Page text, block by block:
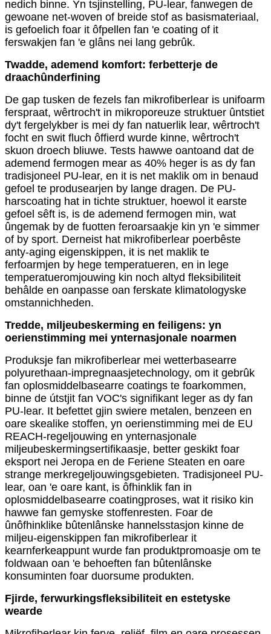
nedich binne. Yn tsjinstelling, PU-lear, fanwegen de
gewoane net-woven of breide stof as basismateriaal,
is gefoelich foar it ôfpellen fan 'e coating of it
ferswakjen fan 'e glâns nei lang gebrûk.
Twadde, ademend komfort: ferbetterje de
draachûnderfining
De gap tusken de fezels fan mikrofiberlear is unifoarm
ferspraat, wêrtroch't in mikroporeuze struktuer ûntstiet
dy't fergelykber is mei dy fan natuerlik lear, wêrtroch't
focht en swit fluch ôffierd wurde kinne, wêrtroch't
skuon droech bliuwe. Tests hawwe oantoand dat de
ademend fermogen mear as 40% heger is as dy fan
tradisjoneel PU-lear, en it is net maklik om in benaud
gefoel te produsearjen by lange dragen. De PU-
harscoating hat in tichte struktuer, hoewol it earste
gefoel sêft is, is de ademend fermogen min, wat
ûngemak by de fuotten feroarsaakje kin yn 'e simmer
of by sport. Derneist hat mikrofiberlear poerbêste
anty-aging eigenskippen, it is net maklik te
ferfoarmjen by hege temperatueren, en in lege
temperatueromjouwing kin noch altyd fleksibiliteit
behâlde en oanpasse oan ferskate klimatologyske
omstannichheden.
Tredde, miljeubeskerming en feiligens: yn
oerienstimming mei ynternasjonale noarmen
Produksje fan mikrofiberlear mei wetterbasearre
polyurethaan-impregnaasjetechnology, om it gebrûk
fan oplosmiddelbasearre coatings te foarkommen,
binne de útstjit fan VOC's signifikant leger as dy fan
PU-lear. It befettet gjin swiere metalen, benzeen en
oare skealike stoffen, yn oerienstimming mei de EU
REACH-regeljouwing en ynternasjonale
miljeubeskermingsertifikaasje, better geskikt foar
eksport nei Jeropa en de Feriene Steaten en oare
strange merkregeljouwingsgebieten. Tradisjoneel PU-
lear, oan 'e oare kant, is ôfhinklik fan in
oplosmiddelbasearre coatingproses, wat it risiko kin
hawwe fan gemyske stoffenresten. Foar de
ûnôfhinklike bûtenlânske hannelsstasjon kinne de
miljeu-eigenskippen fan mikrofiberlear it
kearnferkeappunt wurde fan produktpromoasje om te
foldwaan oan 'e behoeften fan bûtenlânske
konsuminten foar duorsume produkten.
Fjirde, ferwurkingsfleksibiliteit en estetyske
wearde